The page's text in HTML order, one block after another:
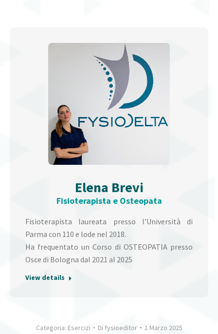
Elena Brevi
Fisioterapista e Osteopata
Fisioterapista laureata presso l’Università di
Parma con 110 e lode nel 2018.
Ha frequentato un Corso di OSTEOPATIA presso
Osce di Bologna dal 2021 al 2025
View details
Categoria: Esercizi Di fysioeditor 1 Marzo 2025